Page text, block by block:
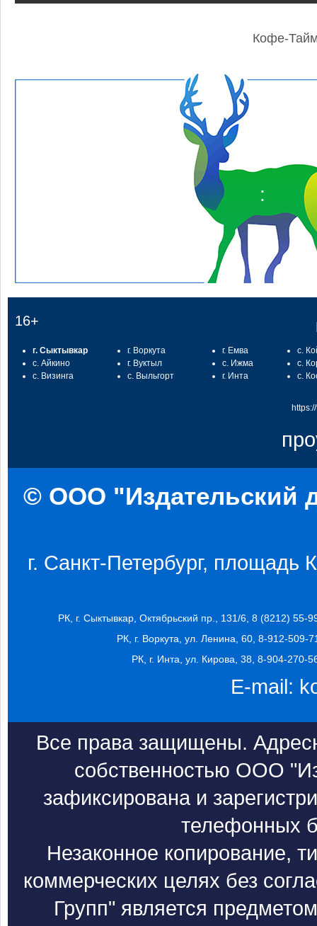
Кофе-
:
16+
г. Сыктывкар
с. Айкино
с. Визинга
г. Воркута
г. Вуктыл
с. Выльгорт
г. Емва
с. Ижма
г. Инта
с.
с.
с.
© ООО "Издательский
г. Санкт-Петербург, площадь
РК, г. Сыктывкар, Октябрьский пр., 131/6, 8 (8212) 55-
РК, г. Воркута, ул. Ленина, 60, 8-912-509-
РК, г. Инта, ул. Кирова, 38, 8-904-270-
E-mail:
Все права защищены.
собственностью ООО
зафиксирована и
телефонных
Незаконное копирование,
коммерческих целях без
Групп" является